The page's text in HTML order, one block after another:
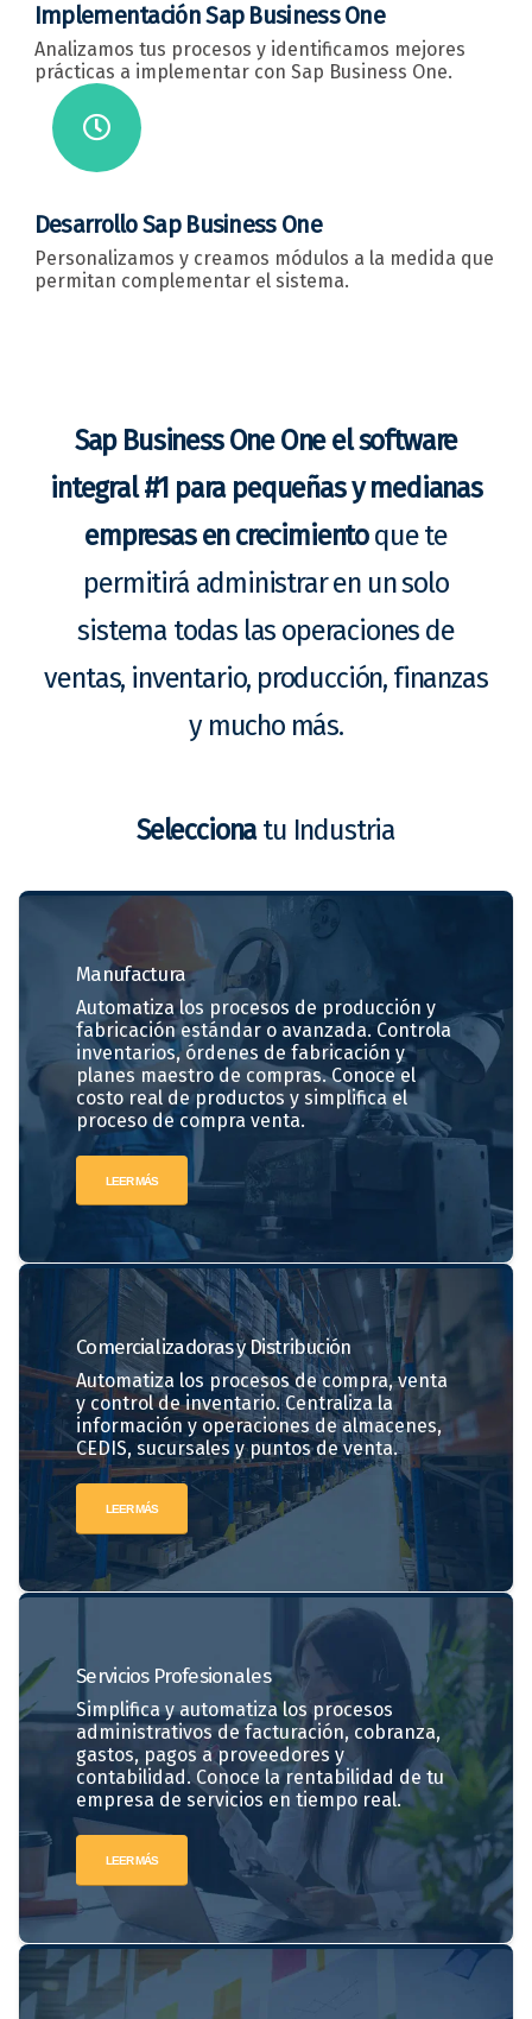
Implementación Sap Business One
Analizamos tus procesos y identificamos mejores
prácticas a implementar con Sap Business One.
Desarrollo Sap Business One
Personalizamos y creamos módulos a la medida que
permitan complementar el sistema.
Sap Business One One el software
integral #1 para pequeñas y medianas
empresas en crecimientoque te
permitirá administrar en un solo
sistema todas las operaciones de
ventas, inventario, producción, finanzas
y mucho más.
Seleccionatu Industria
Manufactura
Automatiza los procesos de producción y
fabricación estándar o avanzada. Controla
inventarios, órdenes de fabricación y
planes maestro de compras. Conoce el
costo real de productos y simplifica el
proceso de compra venta.
LEER MÁS
Comercializadorasy Distribución
Automatiza los procesos de compra, venta
y control de inventario. Centraliza la
información y operaciones de almacenes,
CEDIS, sucursales y puntos de venta.
LEER MÁS
ServiciosProfesionales
Simplifica y automatiza los procesos
administrativos de facturación, cobranza,
gastos, pagos a proveedores y
contabilidad. Conoce la rentabilidad de tu
empresa de servicios en tiempo real.
LEER MÁS